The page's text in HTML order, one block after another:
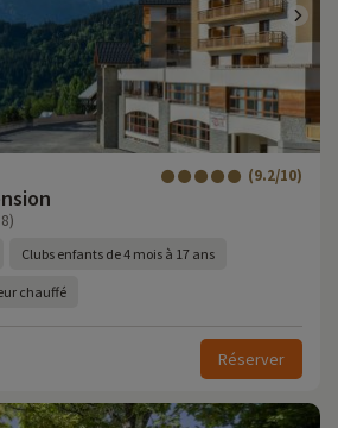
(9.2/10)
Clubs enfants de 4 mois à 17 ans
chauffé
Réserver